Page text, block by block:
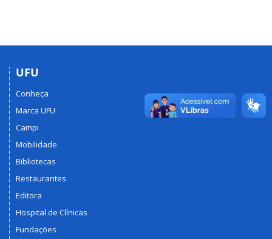
UFU
Conheça
Marca UFU
Campi
Mobilidade
Bibliotecas
Restaurantes
Editora
Hospital de Clínicas
Fundações